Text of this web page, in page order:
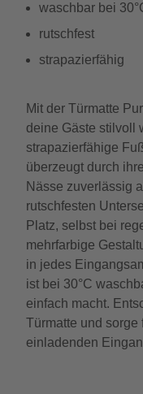
waschbar bei
rutschfest
strapazierfähig
Mit der Türmatte
deine Gäste stilvoll
strapazierfähige
überzeugt durch
Nässe zuverlässig
rutschfesten
Platz, selbst bei
mehrfarbige
in jedes
ist bei 30°C
einfach macht.
Türmatte und sorge
einladenden